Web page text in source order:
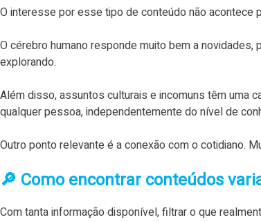
O interesse por esse tipo de conteúdo não acontece
O cérebro humano responde muito bem a
explorando.
Além disso, assuntos culturais e incomuns têm uma
qualquer pessoa, independentemente do nível de
Outro ponto relevante é a conexão com o cotidiano.
🔎 Como encontrar conteúdos
Com tanta informação disponível, filtrar o que